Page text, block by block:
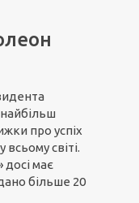
про успіх
світі.
досі має
більше 20